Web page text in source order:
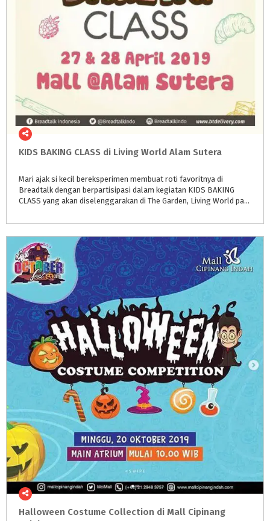
KIDS BAKING CLASS di Living World Alam Sutera
Mari ajak si kecil bereksperimen membuat roti favoritnya di
Breadtalk dengan berpartisipasi dalam kegiatan KIDS BAKING
CLASS yang akan diselenggarakan di The Garden, Living World pada 18 Oktober 2019, pukul 15.00 WIB.
Halloween Costume Collection di Mall Cipinang